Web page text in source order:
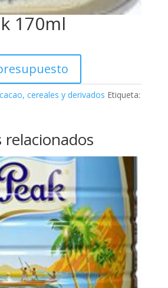
170ml
cereales y derivados Etiqueta:
relacionados